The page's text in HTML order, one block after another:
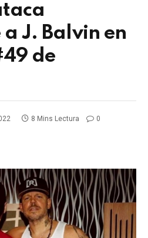
J. Balvin en
de
8 Mins Lectura 0